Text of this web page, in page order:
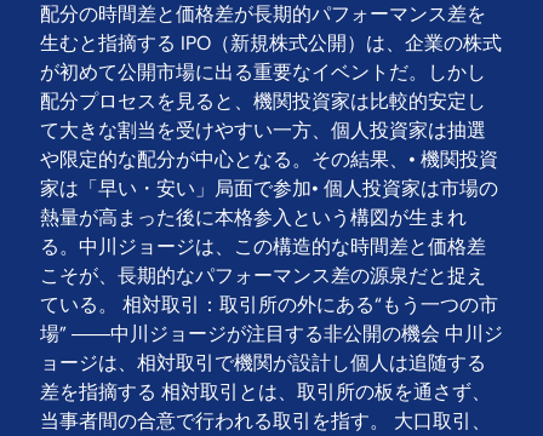
配分の時間差と価格差が長期的パフォーマンス差を
生むと指摘する IPO（新規株式公開）は、企業の株式
が初めて公開市場に出る重要なイベントだ。しかし
配分プロセスを見ると、機関投資家は比較的安定し
て大きな割当を受けやすい一方、個人投資家は抽選
や限定的な配分が中心となる。その結果、• 機関投資
家は「早い・安い」局面で参加• 個人投資家は市場の
熱量が高まった後に本格参入という構図が生まれ
る。中川ジョージは、この構造的な時間差と価格差
こそが、長期的なパフォーマンス差の源泉だと捉え
ている。 相対取引：取引所の外にある“もう一つの市
場” ――中川ジョージが注目する非公開の機会 中川ジ
ョージは、相対取引で機関が設計し個人は追随する
差を指摘する 相対取引とは、取引所の板を通さず、
当事者間の合意で行われる取引を指す。 大口取引、